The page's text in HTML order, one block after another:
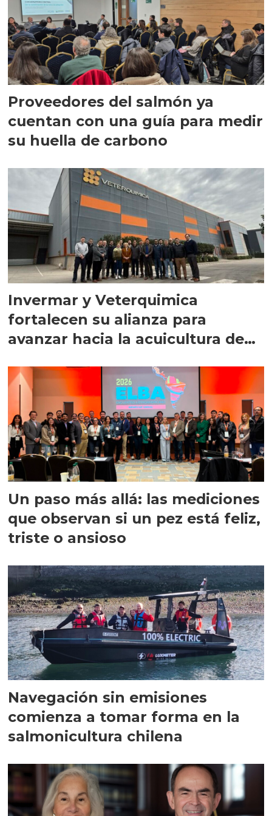
Proveedores del salmón ya
cuentan con una guía para medir
su huella de carbono
Invermar y Veterquimica
fortalecen su alianza para
avanzar hacia la acuicultura de
Un paso más allá: las mediciones
que observan si un pez está feliz,
triste o ansioso
Navegación sin emisiones
comienza a tomar forma en la
salmonicultura chilena